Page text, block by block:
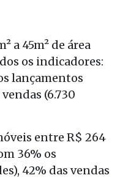
a 45m² de área
os indicadores:
lançamentos
(6.730
entre R$ 264
36% os
42% das vendas